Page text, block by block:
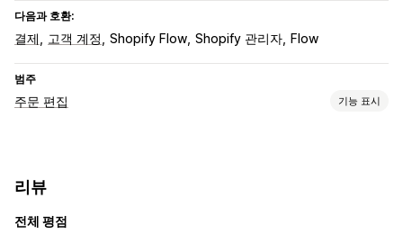
다음과 호환:
결제 고객 계정 Shopify Flow Shopify 관리자 Flow
범주
주문 편집 기능 표시
고객 포털
리뷰
전체 평점